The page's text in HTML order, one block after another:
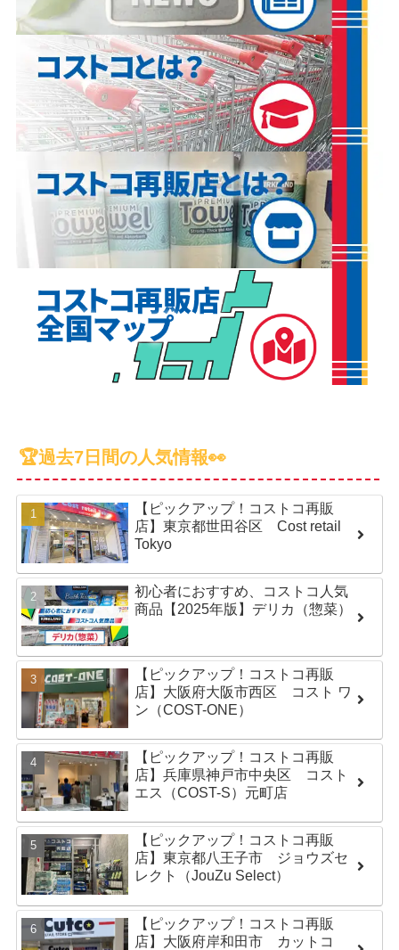
🏆過去7日間の人気情報👀
【ピックアップ！コストコ再販
店】東京都世田谷区 Cost retail
Tokyo
初心者におすすめ、コストコ人気
商品【2025年版】デリカ（惣菜）
【ピックアップ！コストコ再販
店】大阪府大阪市西区 コスト ワ
ン（COST-ONE）
【ピックアップ！コストコ再販
店】兵庫県神戸市中央区 コスト
エス（COST-S）元町店
【ピックアップ！コストコ再販
店】東京都八王子市 ジョウズセ
レクト（JouZu Select）
【ピックアップ！コストコ再販
店】大阪府岸和田市 カットコ